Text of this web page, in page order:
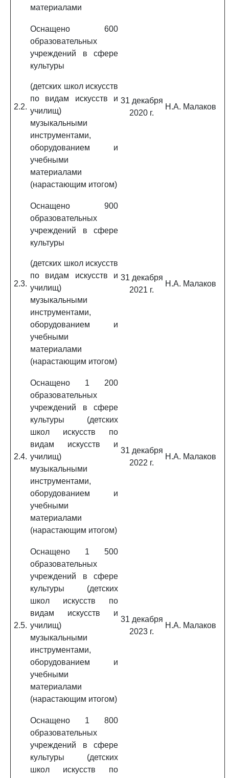
материалами
2.2.
Оснащено 600
образовательных
учреждений в сфере
культуры
(детских школ искусств
по видам искусств и
училищ)
музыкальными
инструментами,
оборудованием и
учебными
материалами
(нарастающим итогом)
31 декабря
2020 г.
Н.А. Малаков
2.3.
Оснащено 900
образовательных
учреждений в сфере
культуры
(детских школ искусств
по видам искусств и
училищ)
музыкальными
инструментами,
оборудованием и
учебными
материалами
(нарастающим итогом)
31 декабря
2021 г.
Н.А. Малаков
2.4.
Оснащено 1 200
образовательных
учреждений в сфере
культуры (детских
школ искусств по
видам искусств и
училищ)
музыкальными
инструментами,
оборудованием и
учебными
материалами
(нарастающим итогом)
31 декабря
2022 г.
Н.А. Малаков
2.5.
Оснащено 1 500
образовательных
учреждений в сфере
культуры (детских
школ искусств по
видам искусств и
училищ)
музыкальными
инструментами,
оборудованием и
учебными
материалами
(нарастающим итогом)
31 декабря
2023 г.
Н.А. Малаков
Оснащено 1 800
образовательных
учреждений в сфере
культуры (детских
школ искусств по